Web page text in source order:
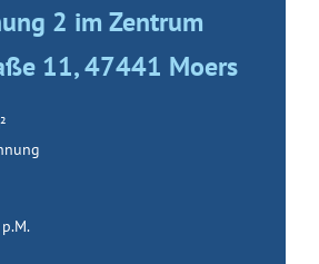
2 im Zentrum
11, 47441 Moers